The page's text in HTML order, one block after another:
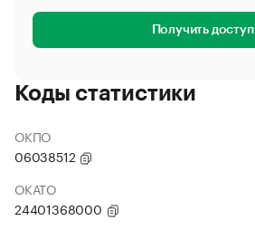
Получить доступ
Коды статистики
ОКПО
06038512
ОКАТО
24401368000